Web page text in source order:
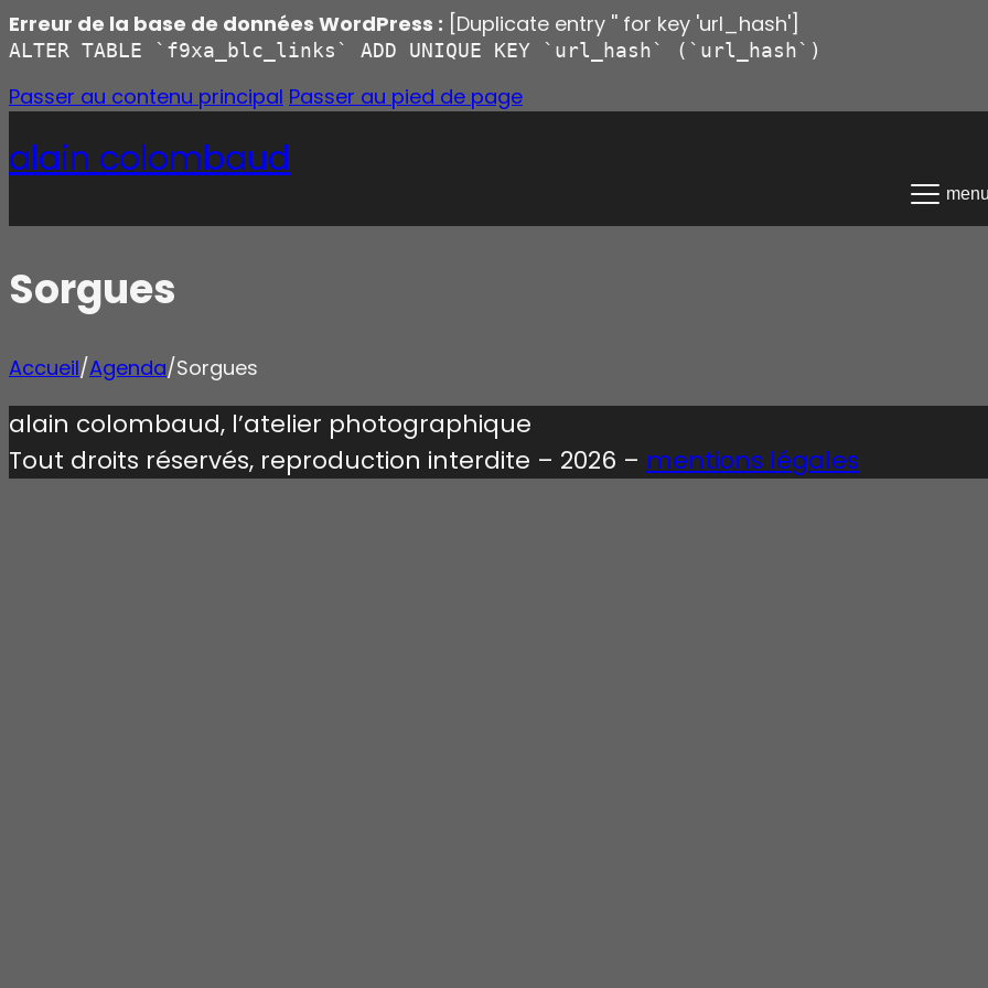
Erreur de la base de données WordPress : [Duplicate entry '' for key 'url_hash']
ALTER TABLE `f9xa_blc_links` ADD UNIQUE KEY `url_hash` (`url_hash`)
Passer au contenu principal Passer au pied de page
alain colombaud
Sorgues
Accueil/Agenda/Sorgues
alain colombaud, l’atelier photographique
Tout droits réservés, reproduction interdite – 2026 – mentions légales